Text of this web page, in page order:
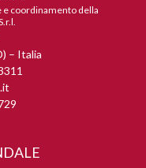
e coordinamento della
– Italia